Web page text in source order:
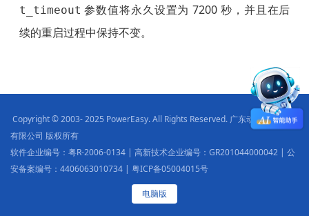
t_timeout 参数值将永久设置为 7200 秒，并且在后
续的重启过程中保持不变。
Copyright © 2003- 2025 PowerEasy. All Rights Reserved. 广东动易软件股份
有限公司 版权所有
软件企业编号：粤R-2006-0134 | 高新技术企业编号：GR201044000042 | 公
安备案编号：4406063010734 | 粤ICP备05004015号
电脑版